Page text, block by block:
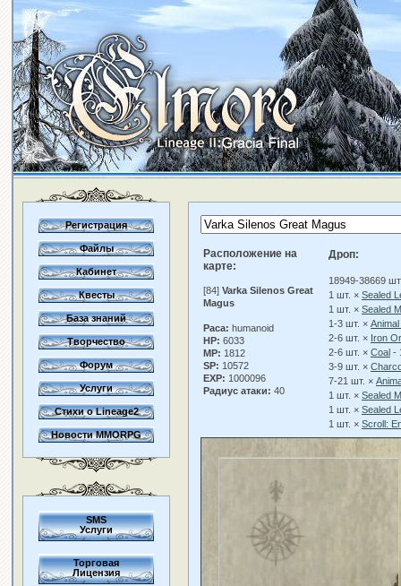
Регистрация
Файлы
Кабинет
Квесты
База знаний
Творчество
Форум
Услуги
Стихи о Lineage2
Новости MMORPG
SMS
Услуги
Торговая
Лицензия
Расположение на
карте:
[84] Varka Silenos Great
Magus
Раса: humanoid
HP: 6033
MP: 1812
SP: 10572
EXP: 1000096
Радиус атаки: 40
Дроп:
18949-38669
1 шт. × Sealed
1 шт. × Sealed
1-3 шт. ×
2-6 шт. × Iron
2-6 шт. × Coal -
3-9 шт. ×
7-21 шт. ×
1 шт. × Sealed
1 шт. × Sealed
1 шт. × Scroll: